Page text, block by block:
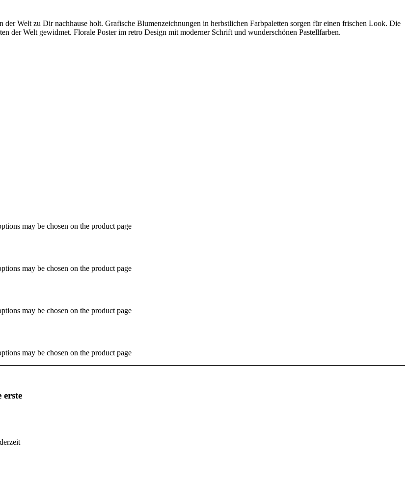
Welt zu Dir nachhause holt. Grafische Blumenzeichnungen in herbstlichen Farbpaletten sorgen für einen frischen Look. Die
der Welt gewidmet. Florale Poster im retro Design mit moderner Schrift und wunderschönen Pastellfarben.
may be chosen on the product page
may be chosen on the product page
may be chosen on the product page
may be chosen on the product page